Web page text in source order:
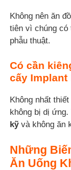
Không nên ăn
tiên vì chúng có
phẫu thuật.
Có cần
cấy Implant
Không nhất
không bị dị ứng.
kỹvà không ăn
Những
Ăn Uống